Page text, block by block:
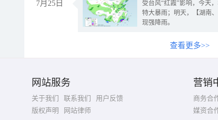
7月25日
受台风“红霞”影响，今天
特大暴雨；明天，【湖南
现强降雨。
查看更多>>
网站服务
关于我们 联系我们
用户反馈
版权声明
网站律师
营销
商务合
媒资合